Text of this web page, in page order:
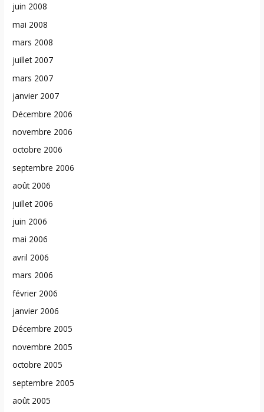
juin 2008
mai 2008
mars 2008
juillet 2007
mars 2007
janvier 2007
Décembre 2006
novembre 2006
octobre 2006
septembre 2006
août 2006
juillet 2006
juin 2006
mai 2006
avril 2006
mars 2006
février 2006
janvier 2006
Décembre 2005
novembre 2005
octobre 2005
septembre 2005
août 2005